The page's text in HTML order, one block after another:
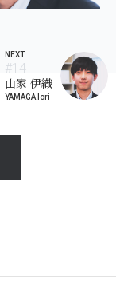
#14
山家 伊織
YAMAGA Iori
NEXT